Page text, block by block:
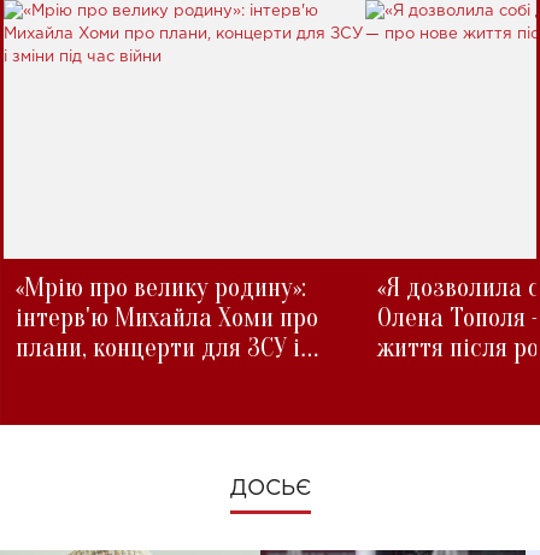
«Мрію про велику родину»:
інтерв'ю Михайла Хоми про
плани, концерти для ЗСУ і
«Я дозволила
Олена Тополя
життя після
ДОСЬЄ